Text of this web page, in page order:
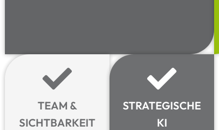
TEAM &
SICHTBARKEIT
STRATEGISCHE
KI